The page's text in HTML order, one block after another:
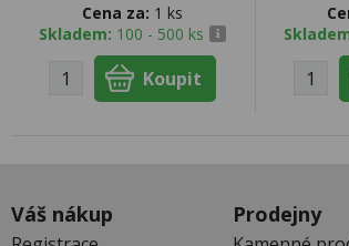
Cena za: 1 ks
Skladem: 100 - 500 ks
Váš nákup Prodejny